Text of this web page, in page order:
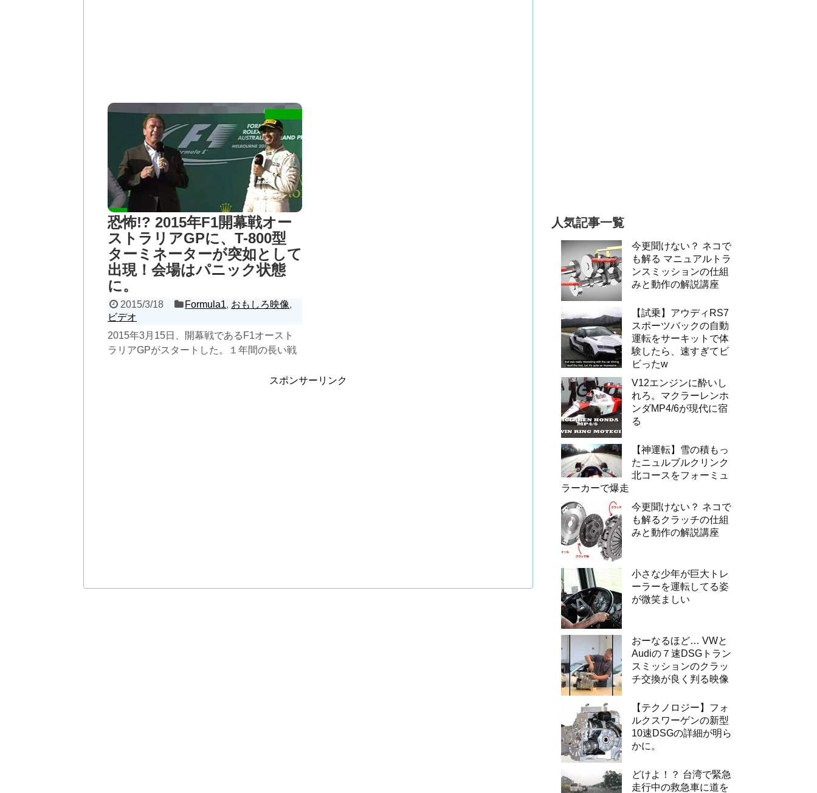
恐怖!? 2015年F1開幕戦オー
ストラリアGPに、T-800型
ターミネーターが突如として
出現！会場はパニック状態
に。
2015/3/18 Formula1, おもしろ映像,
ビデオ
2015年3月15日、開幕戦であるF1オースト
ラリアGPがスタートした。１年間の長い戦
スポンサーリンク
人気記事一覧
今更聞けない？ ネコで
も解る マニュアルトラ
ンスミッションの仕組
みと動作の解説講座
【試乗】アウディRS7
スポーツバックの自動
運転をサーキットで体
験したら、速すぎてビ
ビったw
V12エンジンに酔いし
れろ。マクラーレンホ
ンダMP4/6が現代に宿
る
【神運転】雪の積もっ
たニュルブルクリンク
北コースをフォーミュ
ラーカーで爆走
今更聞けない？ ネコで
も解るクラッチの仕組
みと動作の解説講座
小さな少年が巨大トレ
ーラーを運転してる姿
が微笑ましい
おーなるほど… VWと
Audiの７速DSGトラン
スミッションのクラッ
チ交換が良く判る映像
【テクノロジー】フォ
ルクスワーゲンの新型
10速DSGの詳細が明ら
かに。
どけよ！？ 台湾で緊急
走行中の救急車に道を